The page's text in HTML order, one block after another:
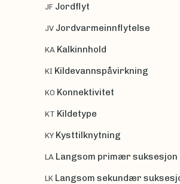
JF Jordflyt
JV Jordvarmeinnflytelse
KA Kalkinnhold
KI Kildevannspåvirkning
KO Konnektivitet
KT Kildetype
KY Kysttilknytning
LA Langsom primær suksesjon
LK Langsom sekundær